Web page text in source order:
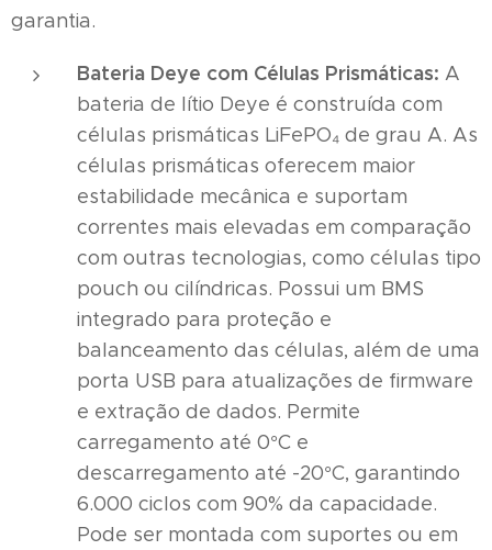
garantia.
Bateria Deye com Células Prismáticas: A
bateria de lítio Deye é construída com
células prismáticas LiFePO₄ de grau A. As
células prismáticas oferecem maior
estabilidade mecânica e suportam
correntes mais elevadas em comparação
com outras tecnologias, como células tipo
pouch ou cilíndricas. Possui um BMS
integrado para proteção e
balanceamento das células, além de uma
porta USB para atualizações de firmware
e extração de dados. Permite
carregamento até 0°C e
descarregamento até -20°C, garantindo
6.000 ciclos com 90% da capacidade.
Pode ser montada com suportes ou em